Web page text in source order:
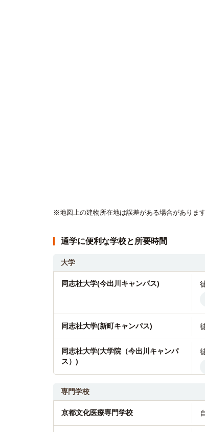
※地図上の建物所在地は誤差がある場合があります
通学に便利な学校と所要時間
大学
同志社大学(今出川キャンパス)
同志社大学(新町キャンパス)
同志社大学(大学院（今出川キャンパ
ス）)
同志社女子大学(今出川キャンパス)
専門学校
京都文化医療専門学校